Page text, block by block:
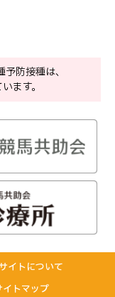
防接種は、
ます。
イトについて
イトマップ